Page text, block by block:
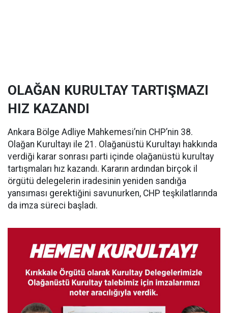
OLAĞAN KURULTAY TARTIŞMAZI
HIZ KAZANDI
Ankara Bölge Adliye Mahkemesi’nin CHP’nin 38.
Olağan Kurultayı ile 21. Olağanüstü Kurultayı hakkında
verdiği karar sonrası parti içinde olağanüstü kurultay
tartışmaları hız kazandı. Kararın ardından birçok il
örgütü delegelerin iradesinin yeniden sandığa
yansıması gerektiğini savunurken, CHP teşkilatlarında
da imza süreci başladı.